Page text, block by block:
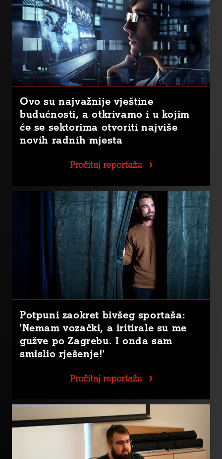
Ovo su najvažnije vještine
budućnosti, a otkrivamo i u kojim
će se sektorima otvoriti najviše
novih radnih mjesta
Pročitaj reportažu
Potpuni zaokret bivšeg sportaša:
'Nemam vozački, a iritirale su me
gužve po Zagrebu. I onda sam
smislio rješenje!'
Pročitaj reportažu